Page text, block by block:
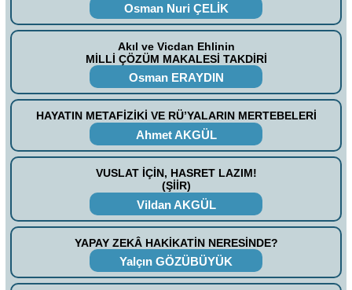
Osman Nuri ÇELİK
Akıl ve Vicdan Ehlinin
MİLLİ ÇÖZÜM MAKALESİ TAKDİRİ
Osman ERAYDIN
HAYATIN METAFİZİKİ VE RÜ’YALARIN MERTEBELERİ
Ahmet AKGÜL
VUSLAT İÇİN, HASRET LAZIM!
(ŞİİR)
Vildan AKGÜL
YAPAY ZEKÂ HAKİKATİN NERESİNDE?
Yalçın GÖZÜBÜYÜK